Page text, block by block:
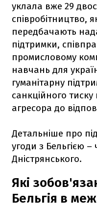
уклала вже 29
співробітництво,
передбачають
підтримки,
промисловому
навчань для
гуманітарну
санкційного
агресора до
Детальніше про
угоди з Бельгією
Дністрянського.
Які
Бельгія в